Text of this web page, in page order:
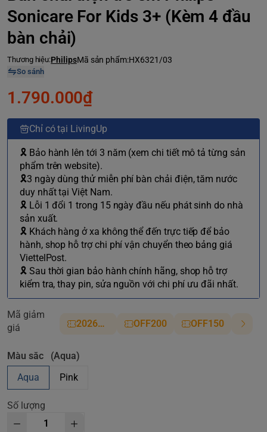
Sonicare For Kids 3+ (Kèm 4 đầu
bàn chải)
Thương hiệu:PhilipsMã sản phẩm:HX6321/03
So sánh
1.790.000₫
Chỉ có tại LivingUp
🎗 Bảo hành lên tới 3 năm (xem chi tiết mô tả từng sản
phẩm trên website).
🎗3 ngày dùng thử miễn phí bàn chải điện, tăm nước
duy nhất tại Việt Nam.
🎗 Lỗi 1 đổi 1 trong 15 ngày đầu nếu phát sinh do nhà
sản xuất.
🎗 Khách hàng ở xa không thể đến trực tiếp để bảo
hành, shop hỗ trợ chi phí vận chuyển theo bảng giá
ViettelPost.
🎗 Sau thời gian bảo hành chính hãng, shop hỗ trợ
kiểm tra, thay pin, sửa nguồn với chi phí ưu đãi nhất.
Mã giảm
giá
2026NM OFF200 OFF150
Màu săc
(Aqua)
Aqua
Pink
Số lượng